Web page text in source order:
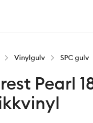
Vinylgulv SPC gulv
Pearl